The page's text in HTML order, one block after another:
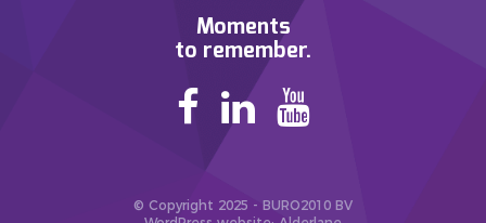
Moments
to remember.
© Copyright 2025 - BURO2010 BV